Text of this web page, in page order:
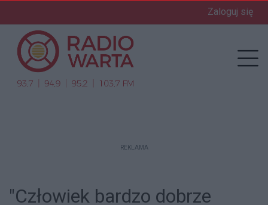
Zaloguj się
REKLAMA
"Człowiek bardzo dobrze